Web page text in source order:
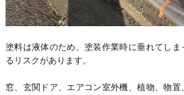
塗料は液体のため、塗装作業時に垂れてしま
るリスクがあります。
窓、玄関ドア、エアコン室外機、植物、物